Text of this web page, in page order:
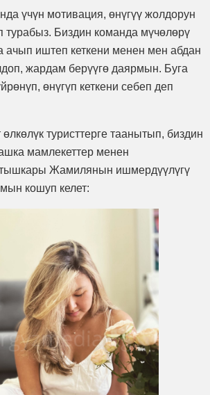
үчүн мотивация, өнүгүү жолдорун
Биздин команда мүчөлөрү
иштеп кеткени менен мен абдан
жардам берүүгө даярмын. Буга
өнүгүп кеткени себеп деп
туристтерге таанытып, биздин
мамлекеттер менен
Жамилянын ишмердүүлүгү
кошуп келет: